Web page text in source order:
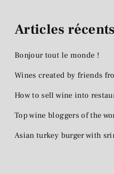
Articles récents
Bonjour tout le monde !
Wines created by friends
How to sell wine into
Top wine bloggers of the
Asian turkey burger with